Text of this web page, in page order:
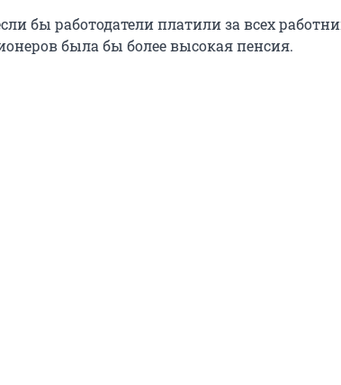
бы работодатели платили за всех
была бы более высокая пенсия.